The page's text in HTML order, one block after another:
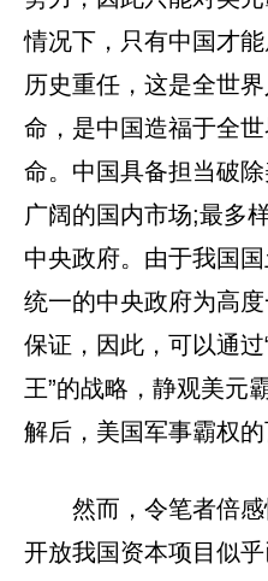
情况下，只有中国才
历史重任，这是全世
命，是中国造福于全
命。中国具备担当破
广阔的国内市场;最多
中央政府。由于我国
统一的中央政府为高
保证，因此，可以通
王”的战略，静观美元
解后，美国军事霸权的
然而，令笔者倍
开放我国资本项目似